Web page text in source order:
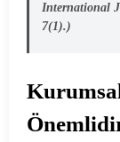
International
7(1).)